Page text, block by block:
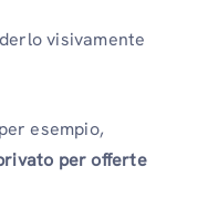
visivamente
esempio,
per offerte